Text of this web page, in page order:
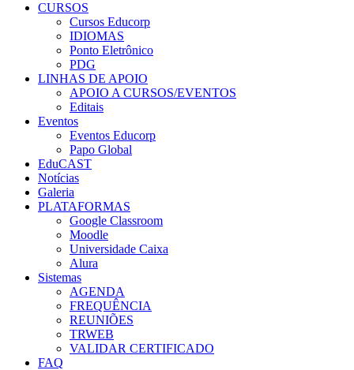
CURSOS
Cursos Educorp
IDIOMAS
Ponto Eletrônico
PDG
LINHAS DE APOIO
APOIO A CURSOS/EVENTOS
Editais
Eventos
Eventos Educorp
Papo Global
EduCAST
Notícias
Galeria
PLATAFORMAS
Google Classroom
Moodle
Universidade Caixa
Alura
Sistemas
AGENDA
FREQUÊNCIA
REUNIÕES
TRWEB
VALIDAR CERTIFICADO
FAQ